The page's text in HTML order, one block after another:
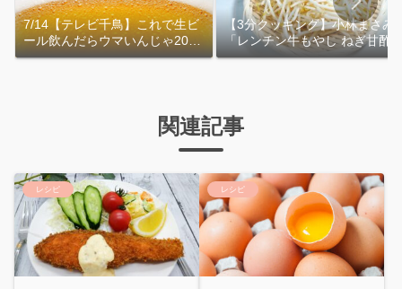
7/14【テレビ千鳥】これで生ビ
ール飲んだらウマいんじゃ2026
｜おおよその作り方
【3分クッキング】小林まさみ
「レンチン牛もやし ねぎ甘酢
れ」作り方
関連記事
レシピ レシピ